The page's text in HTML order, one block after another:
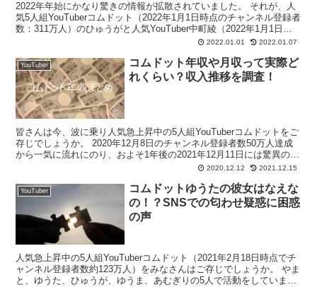
2022年年始にかなり驚きの情報が拡散されていました。 それが、人
気5人組YouTuberコムドット（2022年1月1日時点のチャンネル登録者
数：311万人）のひゅうがと人気YouTuber中町綾（2022年1月1日の
2022.01.01 2022.01.07
YouTuber
コムドット年収や月収って実際ど
れくらい？収入推移を調査！
皆さんは今、波に乗り人気急上昇中の5人組YouTuberコムドットをご
存じでしょうか。 2020年12月8日のチャンネル登録者数50万人達成
から一気に流れにのり、およそ1年後の2021年12月11日には驚異の登
2020.12.12 2021.12.15
YouTuber
コムドットゆうたの彼女はなえな
の！？SNSでの匂わせ疑惑に困惑
の声
人気急上昇中の5人組YouTuberコムドット（2021年2月18日時点でチ
ャンネル登録者数約123万人）をみなさんはご存じでしょうか。 やま
と、ゆうた、ひゅうが、ゆうま、あむぎりの5人で活動をしていま